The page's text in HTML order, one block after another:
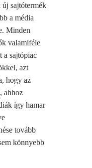
új sajtótermék
a média
Minden
valamiféle
a sajtópiac
azt
hogy az
ahhoz
így hamar
tovább
könnyebb